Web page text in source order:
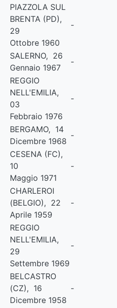
PIAZZOLA SUL
BRENTA (PD),
29
Ottobre 1960
-
SALERNO, 26
Gennaio 1967
-
REGGIO
NELL'EMILIA,
03
Febbraio 1976
-
BERGAMO, 14
Dicembre 1968
-
CESENA (FC),
10
Maggio 1971
-
CHARLEROI
(BELGIO), 22
Aprile 1959
-
REGGIO
NELL'EMILIA,
29
Settembre 1969
-
BELCASTRO
(CZ), 16
Dicembre 1958
-